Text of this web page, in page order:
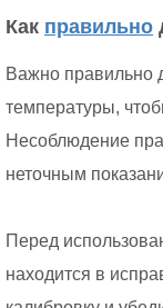
Как правильно
Важно правильно
температуры,
Несоблюдение
неточным
Перед
находится в